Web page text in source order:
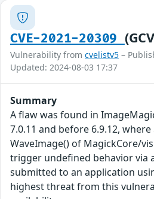
CVE-2021-20309
Vulnerability from cvelistv5 –
Updated: 2024-08-03 17:37
Summary
A flaw was found in
7.0.11 and before 6.9.12,
WaveImage() of MagickCore/
trigger undefined behavior via
submitted to an application
highest threat from this